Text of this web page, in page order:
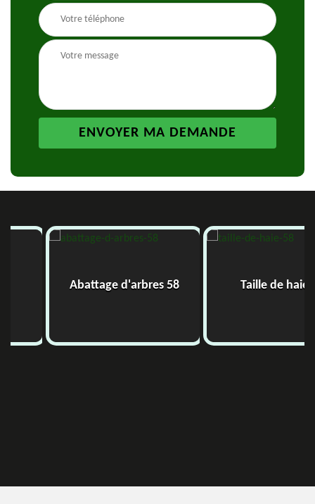
Abattage d'arbres 58 Taille de haie